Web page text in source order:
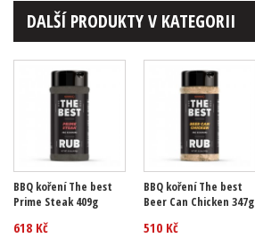
DALŠÍ PRODUKTY V KATEGORII
BBQ koření The best
Prime Steak 409g
618 Kč
BBQ koření The best
Beer Can Chicken 347g
510 Kč